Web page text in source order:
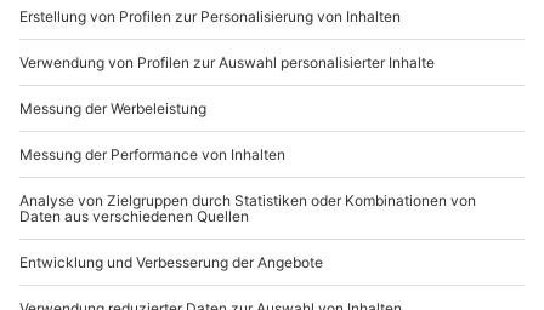
www.b2b.mydays.de/
Artikelnummer:47848
Andere Produkte entdecken